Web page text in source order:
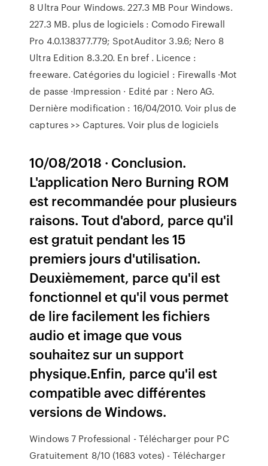
8 Ultra Pour Windows. 227.3 MB Pour Windows.
227.3 MB. plus de logiciels : Comodo Firewall
Pro 4.0.138377.779; SpotAuditor 3.9.6; Nero 8
Ultra Edition 8.3.20. En bref . Licence :
freeware. Catégories du logiciel : Firewalls ·Mot
de passe ·Impression · Edité par : Nero AG.
Dernière modification : 16/04/2010. Voir plus de
captures >> Captures. Voir plus de logiciels
10/08/2018 · Conclusion.
L'application Nero Burning ROM
est recommandée pour plusieurs
raisons. Tout d'abord, parce qu'il
est gratuit pendant les 15
premiers jours d'utilisation.
Deuxièmement, parce qu'il est
fonctionnel et qu'il vous permet
de lire facilement les fichiers
audio et image que vous
souhaitez sur un support
physique.Enfin, parce qu'il est
compatible avec différentes
versions de Windows.
Windows 7 Professional - Télécharger pour PC
Gratuitement 8/10 (1683 votes) - Télécharger